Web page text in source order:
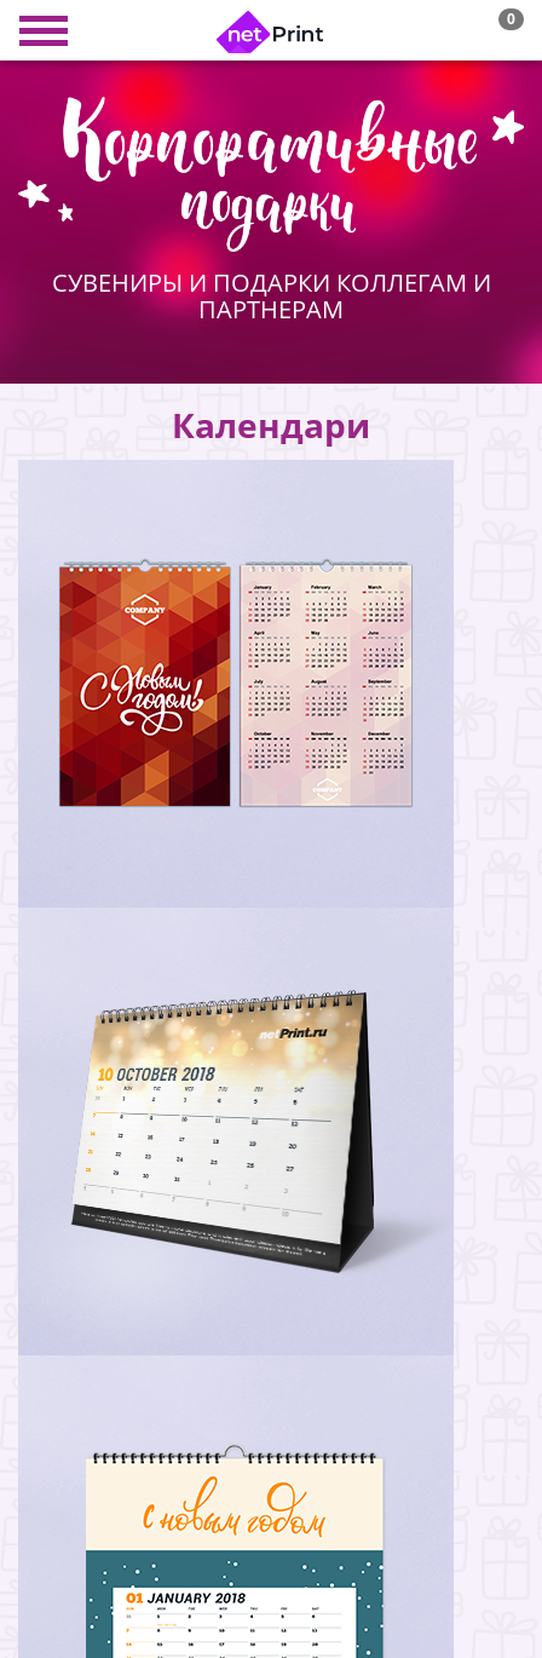
0
СУВЕНИРЫ И ПОДАРКИ КОЛЛЕГАМ И
ПАРТНЕРАМ
Календари